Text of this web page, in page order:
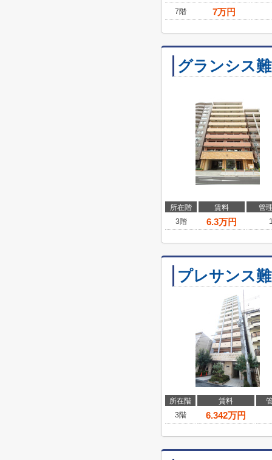
7階 7万円
グランシス
所在階 賃料
管
3階
6.3万円
プレサンス
所在階 賃料
3階
6.342万円